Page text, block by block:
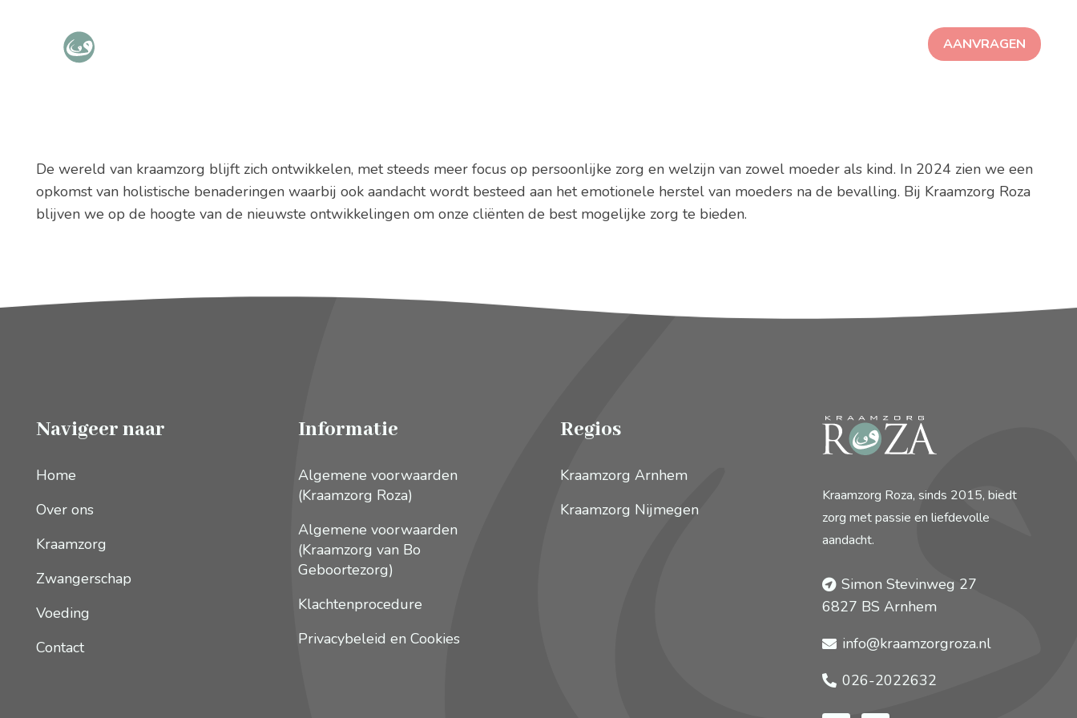
AANVRAGEN
De wereld van kraamzorg blijft zich ontwikkelen, met steeds meer focus op persoonlijke zorg en welzijn van zowel moeder als kind. In 2024 zien we een
opkomst van holistische benaderingen waarbij ook aandacht wordt besteed aan het emotionele herstel van moeders na de bevalling. Bij Kraamzorg Roza
blijven we op de hoogte van de nieuwste ontwikkelingen om onze cliënten de best mogelijke zorg te bieden.
Navigeer naar
Home
Over ons
Kraamzorg
Zwangerschap
Voeding
Contact
Informatie
Algemene voorwaarden
(Kraamzorg Roza)
Algemene voorwaarden
(Kraamzorg van Bo
Geboortezorg)
Klachtenprocedure
Privacybeleid en Cookies
Regios
Kraamzorg Arnhem
Kraamzorg Nijmegen
Kraamzorg Roza, sinds 2015, biedt
zorg met passie en liefdevolle
aandacht.
Simon Stevinweg 27
6827 BS Arnhem
info@kraamzorgroza.nl
026-2022632